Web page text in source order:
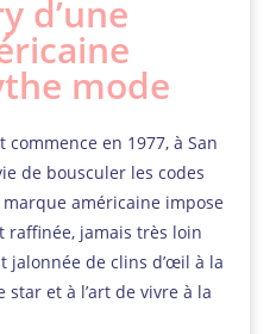
d’une
mode
commence en 1977, à San
de bousculer les codes
américaine impose
raffinée, jamais très loin
jalonnée de clins d’œil à la
et à l’art de vivre à la